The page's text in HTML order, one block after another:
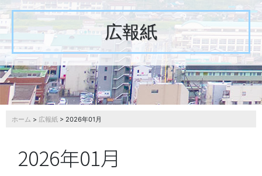
広報紙
ホーム > 広報紙 > 2026年01月
2026年01月